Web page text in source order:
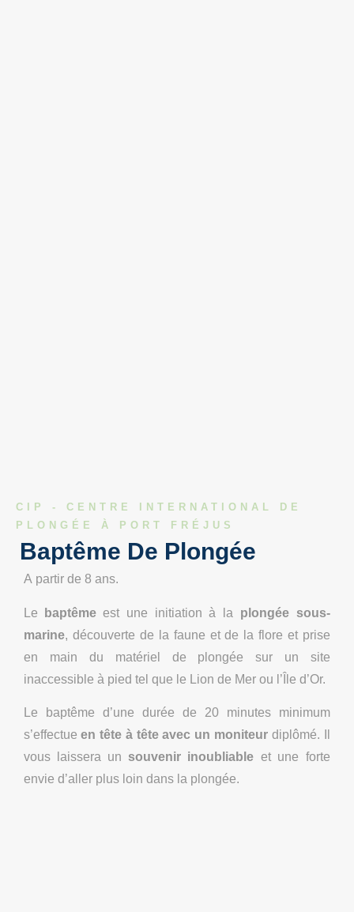
CIP - CENTRE INTERNATIONAL DE
PLONGÉE À PORT FRÉJUS
Baptême De Plongée
A partir de 8 ans.
Le baptême est une initiation à la plongée sous-
marine, découverte de la faune et de la flore et prise
en main du matériel de plongée sur un site
inaccessible à pied tel que le Lion de Mer ou l’Île d’Or.
Le baptême d’une durée de 20 minutes minimum
s’effectue en tête à tête avec un moniteur diplômé. Il
vous laissera un souvenir inoubliable et une forte
envie d’aller plus loin dans la plongée.